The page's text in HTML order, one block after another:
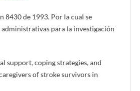
8430 de 1993. Por la cual se
para la investigación
support, coping strategies, and
of stroke survivors in